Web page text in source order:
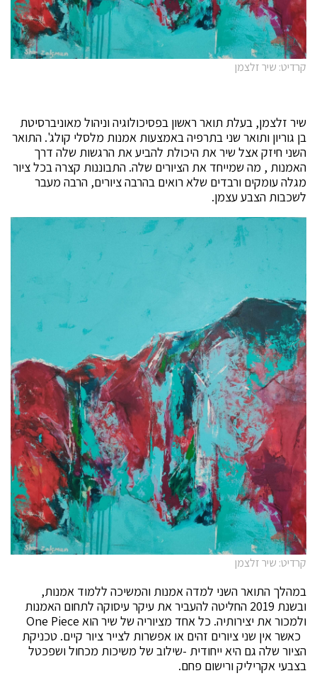
קרדיט: שיר זלצמן
שיר זלצמן, בעלת תואר ראשון בפסיכולוגיה וניהול מאוניברסיטת
בן גוריון ותואר שני בתרפיה באמצעות אמנות מלסלי קולג'. התואר
השני חיזק אצל שיר את היכולת להביע את הרגשות שלה דרך
האמנות , מה שמייחד את הציורים שלה. התבוננות קצרה בכל ציור
מגלה עומקים ורבדים שלא רואים בהרבה ציורים, הרבה מעבר
לשכבות הצבע עצמן.
קרדיט: שיר זלצמן
במהלך התואר השני למדה אמנות והמשיכה ללמוד אמנות,
ובשנת 2019 החליטה להעביר את עיקר עיסוקה לתחום האמנות
ולמכור את יצירותיה. כל אחד מציוריה של שיר הוא One Piece
כאשר אין שני ציורים זהים או אפשרות לצייר ציור קיים. טכניקת
הציור שלה גם היא ייחודית -שילוב של משיכות מכחול ושפכטל
בצבעי אקריליק ורישום פחם.